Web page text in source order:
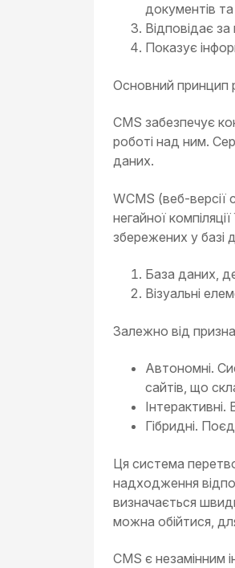
документів
Відповідає
Показує
Основний принцип
CMS забезпечує
роботі над ним.
даних.
WCMS (веб-версії
негайної
збережених у базі
База даних,
Візуальні
Залежно від
Автономні.
сайтів, що
Гібридні.
Ця система
надходження
визначається
можна обійтися,
CMS є незамінним